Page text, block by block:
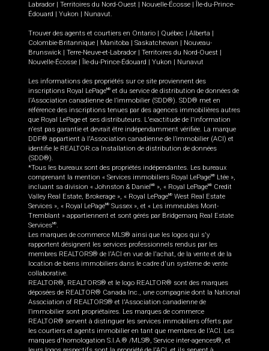
Labrador
Territoires du Nord-Ouest Nouvelle-Écosse
Île-du-Prince-
Édouard
Yukon Nunavut.
Trouver des agents et courtiers en Ontario Québec Alberta
Colombie-Britannique
Manitoba Saskatchewan
Nouveau-
Brunswick
Terre-Neuve-et-Labrador Territoires du Nord-Ouest
Nouvelle-Écosse
Île-du-Prince-Édouard Yukon Nunavut
Les informations des propriétés sur ce site proviennent des
inscriptions Royal LePageMD et du service de distribution de données de
l'Association canadienne de l’immobilier (SDD®). SDD® met en
référence des inscriptions tenues par des agences immobilières autres
que Royal LePage et ses distributeurs. L'exactitude de l'information
n'est pas garantie et devrait être indépendamment vérifiée. La marque
DDF® appartient à l'Association canadienne de l’immobilier (ACI) et
identifie le REALTOR.ca Installation de distribution de données
(SDD®).
*Tous les bureaux sont des propriétés indépendantes. Les bureaux
comprenant la mention « Services immobiliers Royal LePageMD
Ltée »,
incluant sa division « Johnston & Daniel MD », « Royal LePageMD
Credit
Valley Real Estate, Brokerage », « Royal LePageMD West Real Estate
Services », « Royal LePageMD Sussex », et « Les immeubles Mont-
Tremblant » appartiennent et sont gérés par Bridgemarq Real Estate
ServicesMD.
Les marques de commerce MLS® ainsi que les logos qui s'y
rapportent désignent les services professionnels rendus par les
membres REALTORS® de l'ACI en vue de l'achat, de la vente et de la
location de biens immobiliers dans le cadre d'un système de vente
collaborative.
REALTOR®, REALTORS® et le logo REALTOR® sont des marques
déposées de REALTOR® Canada Inc., une compagnie dont la National
Association of REALTORS® et l'Association canadienne de
l’immobilier sont propriétaires. Les marques de commerce
REALTOR® servent à distinguer les services immobiliers offerts par
les courtiers et agents immobilier en tant que membres de l'ACI. Les
marques d'homologation S.I.A.® /MLS®, Service inter-agences®, et